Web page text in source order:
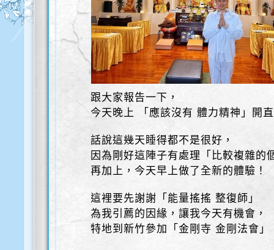
跟大家報告一下，
今天晚上 「應該沒有 體力精神」開
話說這幾天睡得都不是很好，
因為剛好這陣子有處理「比較複雜的
再加上，今天早上做了全新的體驗！
這裡要先謝謝「能量搖搖 整復師」
為我引薦的因緣，讓我今天有機會，
特地到新竹參加「金剛寺 金剛法會」